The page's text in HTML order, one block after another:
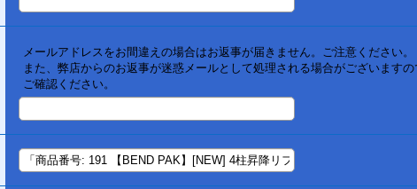
メールアドレスをお間違えの場合はお返事が届きません。ご注意ください。
また、弊店からのお返事が迷惑メールとして処理される場合がございます
ご確認ください。